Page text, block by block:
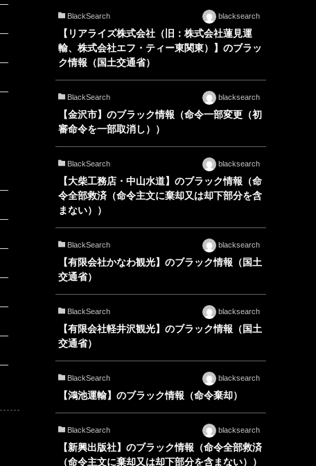
BlackSearch blacksearch
【リアライズ株式会社（旧：株式会社蓮見運
輸、株式会社エフ・ティー東関東）】のブラッ
ク情報（国土交通省）
BlackSearch blacksearch
【金沢市】のブラック情報（命令一部変更（初
審命令を一部取消し））
BlackSearch blacksearch
【大柴工務店・中山水道】のブラック情報（命
令全部救済（命令主文に棄却又は却下部分を含
まない））
BlackSearch blacksearch
【有限会社かなわ観光】のブラック情報（国土
交通省）
BlackSearch blacksearch
【有限会社軽井沢観光】のブラック情報（国土
交通省）
BlackSearch blacksearch
【鴻池運輸】のブラック情報（命令棄却）
BlackSearch blacksearch
【新興出版社】のブラック情報（命令全部救済
（命令主文に棄却又は却下部分を含まない））